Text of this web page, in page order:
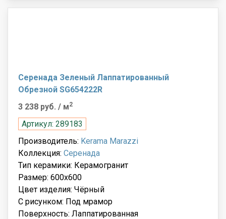
Серенада Зеленый Лаппатированный
Обрезной SG654222R
3 238 руб. / м2
Артикул: 289183
Производитель: Kerama Marazzi
Коллекция: Серенада
Тип керамики: Керамогранит
Размер: 600x600
Цвет изделия: Чёрный
С рисунком: Под мрамор
Поверхность: Лаппатированная